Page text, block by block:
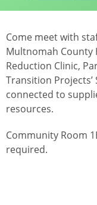
Come meet with
Multnomah County
Reduction Clinic,
Transition
connected to
resources.
Community Room
required.